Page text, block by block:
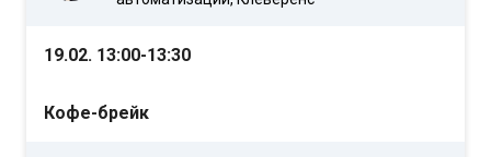
19.02. 13:00-13:30
Кофе-брейк